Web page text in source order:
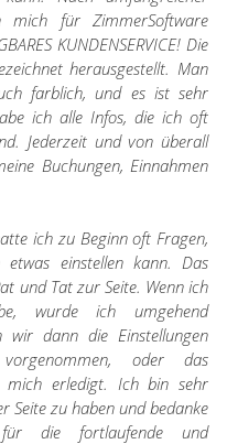
für ZimmerSoftware
KUNDENSERVICE! Die
herausgestellt. Man
farblich, und es ist sehr
ich alle Infos, die ich oft
Jederzeit und von überall
Buchungen, Einnahmen
ich zu Beginn oft Fragen,
einstellen kann. Das
und Tat zur Seite. Wenn ich
wurde ich umgehend
wir dann die Einstellungen
oder das
mich erledigt. Ich bin sehr
Seite zu haben und bedanke
die fortlaufende und